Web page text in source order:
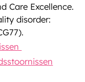
Care Excellence.
disorder: